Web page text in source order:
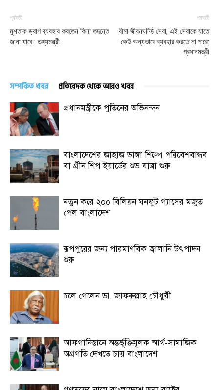
পূর্ববর্তী
মুশতাক ড্রাগ ব্যবহার করতেন কিনা তদন্তে
জানা যাবে : তথ্যমন্ত্রী
পরবর্তী
বীমা জীবনঘনিষ্ঠ সেবা, এই সেবাকে যাতে
কেউ অন্যভাবে ব্যবহার করতে না পারে:
প্রধানমন্ত্রী
সম্পর্কিত খবর প্রতিবেদক থেকে আরও খবর
প্রধানমন্ত্রীকে পুতিনের অভিনন্দন
বাংলাদেশের জাহাজ ভাঙ্গা শিল্পে পরিবেশবান্ধব
বা গ্রীন শিপ ইয়ার্ডের শুভ যাত্রা শুরু
নতুন করে ২০০ বিলিয়ন ঘনফুট গ্যাসের মজুত
পেল বাংলাদেশ
রূপপুরের জন্য পারমাণবিক জ্বালানি উৎপাদন
শুরু
চলে গেলেন ডা. জাফরুল্লাহ চৌধুরী
আফগানিস্তানে অন্তর্ভূক্তিমূলক আর্থ-সামাজিক
অগ্রগতি দেখতে চায় বাংলাদেশ